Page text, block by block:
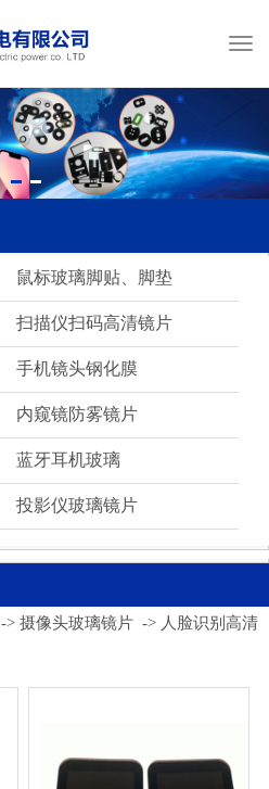
鼠标玻璃脚贴、脚垫
扫描仪扫码高清镜片
手机镜头钢化膜
内窥镜防雾镜片
蓝牙耳机玻璃
投影仪玻璃镜片
->摄像头玻璃镜片 -> 人脸识别高清